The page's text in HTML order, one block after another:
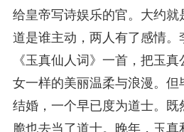
给皇帝写诗娱乐的官。大约就
道是谁主动，两人有了感情。
《玉真仙人词》一首，把玉
女一样的美丽温柔与浪漫。
结婚，一个早已度为道士。
脆也去当了道士。晚年，玉